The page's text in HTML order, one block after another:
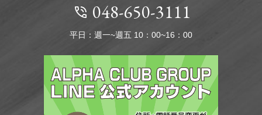
048-650-3111
平日：週一~週五 10：00~16：00